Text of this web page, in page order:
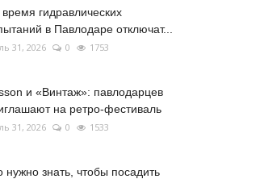
гидравлических
в Павлодаре отключат...
31, 2026 0 1753
и «Винтаж»: павлодарцев
на ретро-фестиваль
31, 2026 0 1533
нужно знать, чтобы посадить